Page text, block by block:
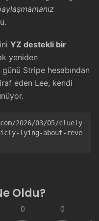
YZ destekli bir
yeniden
Stripe hesabından
eden Lee, kendi
2026/03/05/cluely
lying-about-reve
Oldu?
0 0